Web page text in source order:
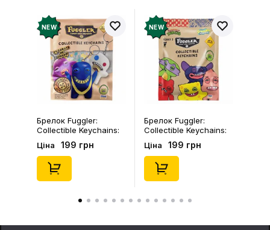
NEW
Брелок Fuggler:
Collectible Keychains:
Gold Edition: Series 3
(Blind Box: 1 з 24),
(11550)
Ціна 199 грн
NEW
Брелок Fuggler:
Collectible Keychains:
Series 2 (Blind Box: 1 з
46), (15475)
Ціна 199 грн